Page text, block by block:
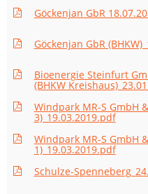
Göckenjan GbR
Göckenjan GbR
Bioenergie Steinfurt
(BHKW
Windpark MR-S GmbH
3)_19.03.2019.pdf
Windpark MR-S GmbH
1)_19.03.2019.pdf
Schulze-